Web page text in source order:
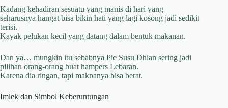
Kadang kehadiran sesuatu yang manis di hari yang
seharusnya hangat bisa bikin hati yang lagi kosong jadi sedikit
terisi.
Kayak pelukan kecil yang datang dalam bentuk makanan.
Dan ya… mungkin itu sebabnya Pie Susu Dhian sering jadi
pilihan orang-orang buat hampers Lebaran.
Karena dia ringan, tapi maknanya bisa berat.
Imlek dan Simbol Keberuntungan